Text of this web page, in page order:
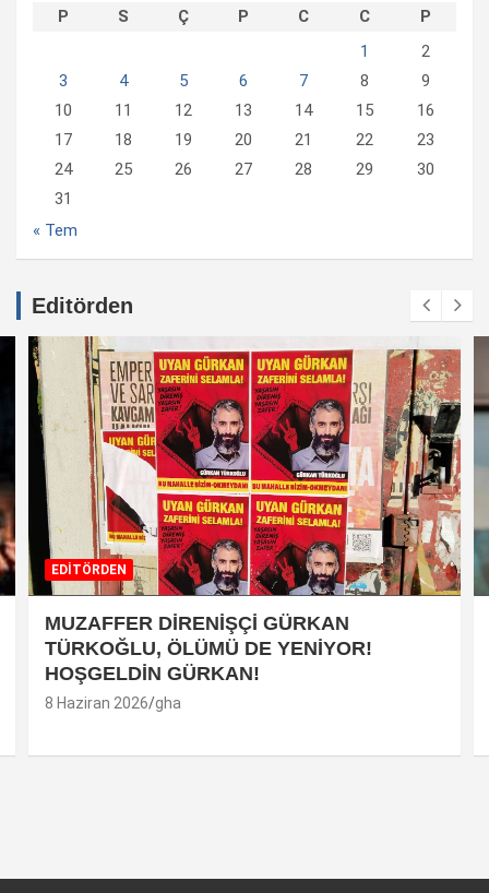
P
S Ç P C C
P
1
2
3
4 5 6 7 8
9
10
11 12 13 14 15
16
17
18 19 20 21 22
23
24
25 26 27 28 29
30
31
« Tem
Editörden
EDİTÖRDEN
MUZAFFER DİRENİŞÇİ GÜRKAN
TÜRKOĞLU, ÖLÜMÜ DE YENİYOR!
HOŞGELDİN GÜRKAN!
8 Haziran 2026 gha